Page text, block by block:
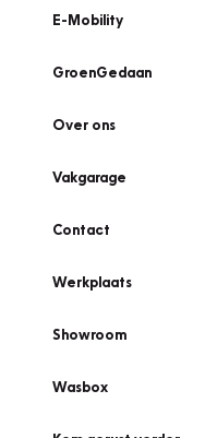
E-Mobility
GroenGedaan
Over ons
Vakgarage
Contact
Werkplaats
Showroom
Wasbox